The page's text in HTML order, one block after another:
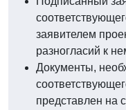
заявителем
разногласий к
Документы,
представлен на